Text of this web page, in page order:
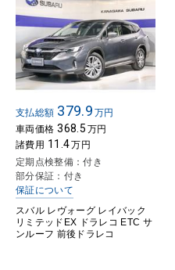
支払総額 379.9 万円
車両価格 368.5 万円
諸費用 11.4万円
定期点検整備：付き
部分保証：付き
保証について
スバル レヴォーグ レイバック
リミテッドEX ドラレコ ETC サ
ンルーフ 前後ドラレコ